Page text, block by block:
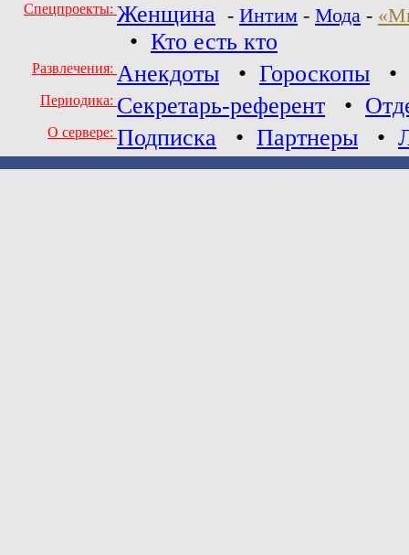
Спецпроекты: Женщина - Интим - Мода -
• Кто есть кто
Развлечения: Анекдоты • Гороскопы •
Периодика: Секретарь-референт •
О сервере: Подписка • Партнеры •